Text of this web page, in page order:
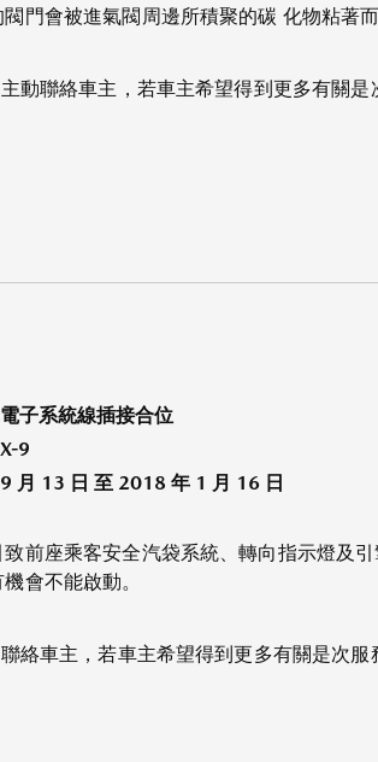
門會被進氣閥周邊所積聚的碳 化物粘著
動聯絡車主，若車主希望得到更多有關
子系統線插接合位
9
月 13 日 至 2018 年 1 月 16 日
前座乘客安全汽袋系統、轉向指示燈及
會不能啟動。
絡車主，若車主希望得到更多有關是次